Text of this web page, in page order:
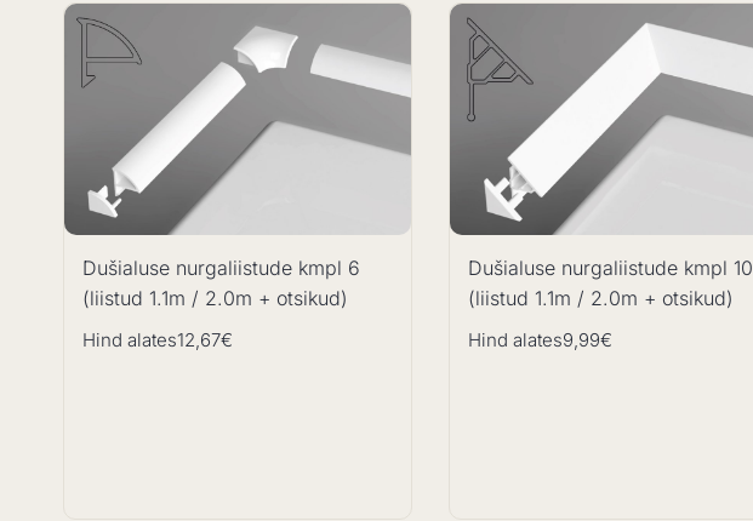
Dušialuse nurgaliistude kmpl 6
(liistud 1.1m / 2.0m + otsikud)
Hind alates12,67€
Dušialuse nurgaliistude kmpl 10
(liistud 1.1m / 2.0m + otsikud)
Hind alates9,99€